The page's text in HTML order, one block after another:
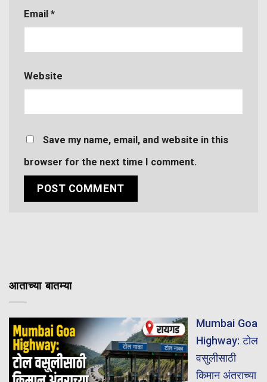
Email *
Website
Save my name, email, and website in this
browser for the next time I comment.
आताच्या बातम्या
Mumbai Goa
Highway: टोल
वसुलीसाठी
किमान अंतराच्या